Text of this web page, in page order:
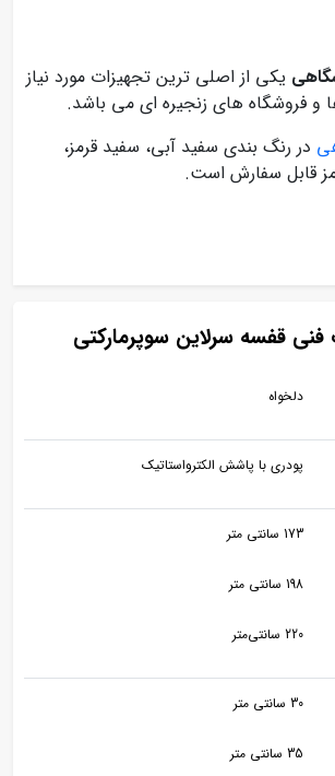
یکی از اصلی ترین تجهیزات مورد نیاز
و فروشگاه های زنجیره ای می باشد.
در رنگ بندی سفید آبی، سفید قرمز،
قابل سفارش است.
قفسه سرلاین سوپرمارکتی
دلخواه
پودری با پاشش الکترواستاتیک
173 سانتی متر
198 سانتی متر
220 سانتی‌متر
30 سانتی متر
35 سانتی متر